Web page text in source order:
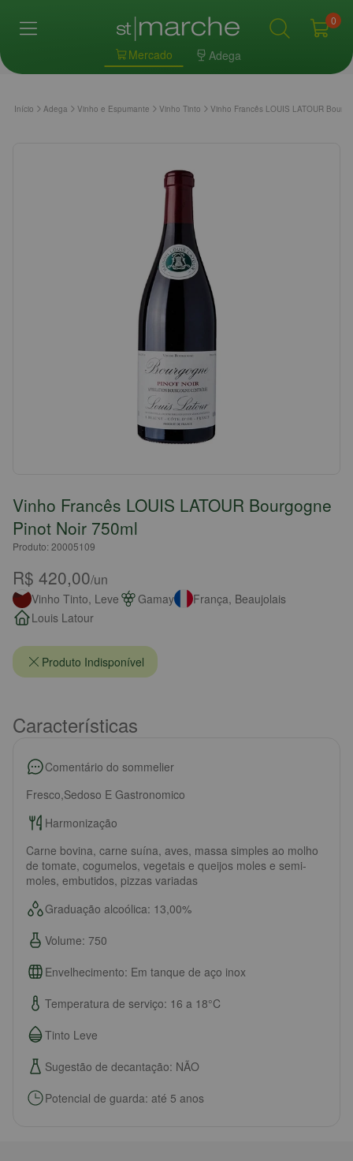
Mercado Adega
0
Início Adega Vinho e Espumante Vinho Tinto Vinho Francês LOUIS LATOUR
Vinho Francês LOUIS LATOUR Bourgogne
Pinot Noir 750ml
Produto: 20005109
R$ 420,00/un
Vinho Tinto, Leve Gamay
França, Beaujolais
Louis Latour
Produto Indisponível
Características
Comentário do sommelier
Fresco,Sedoso E Gastronomico
Harmonização
Carne bovina, carne suína, aves, massa simples ao molho
de tomate, cogumelos, vegetais e queijos moles e semi-
moles, embutidos, pizzas variadas
Graduação alcoólica: 13,00%
Volume: 750
Envelhecimento: Em tanque de aço inox
Temperatura de serviço: 16 a 18°C
Tinto Leve
Sugestão de decantação: NÃO
Potencial de guarda: até 5 anos